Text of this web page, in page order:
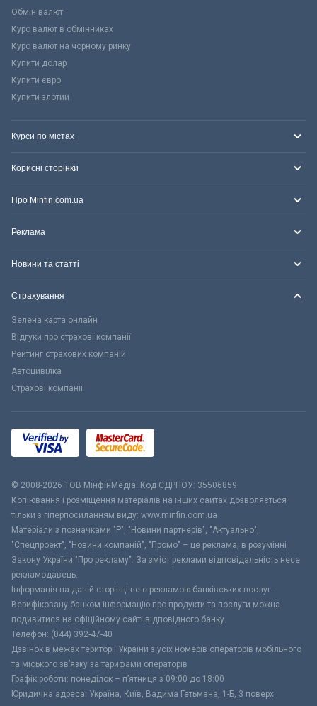
Обмін валют
Курс валют в обмінниках
Курс валют на чорному ринку
Купити долар
Купити євро
Купити злотий
Курси по містах
Корисні сторінки
Про Minfin.com.ua
Реклама
Новини та статті
Страхування
Зелена карта онлайн
Відгуки про страхові компанії
Рейтинг страхових компаній
Автоцивілка
Страхові компанії
© 2008-2026 ТОВ МiнфiнМедiа. Код ЄДРПОУ: 35506859
Копіювання і розміщення матеріалів на інших сайтах дозволяється
тільки з гіперпосиланням виду: www.minfin.com.ua
Матеріали з позначками "Р", "Новини партнерів", "Актуально",
"Спецпроект", "Новини компаній", "Промо" – це реклама, в розумінні
Закону України "Про рекламу". За зміст реклами відповідальність несе
рекламодавець.
Інформація на даній сторінці не є рекламою банківських послуг.
Верифіковану банком інформацію про продукти та послуги можна
подивитися на офіційному сайті відповідного банку.
Телефон: (044) 392-47-40
Дзвінок в межах території України з усіх номерів операторів мобільного
та міського зв’язку за тарифами операторів
Графік роботи: понеділок – п’ятниця з 09:00 до 18:00
Юридична адреса: Україна, Київ, Вадима Гетьмана, 1-Б, 3 поверх